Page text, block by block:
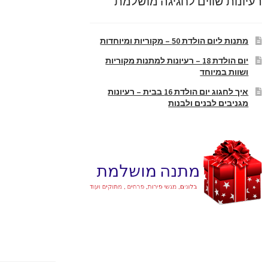
מתנות ליום הולדת 50 – מקוריות ומיוחדות
יום הולדת 18 – רעיונות למתנות מקוריות
ושוות במיוחד
איך לחגוג יום הולדת 16 בבית – רעיונות
מגניבים לבנים ולבנות